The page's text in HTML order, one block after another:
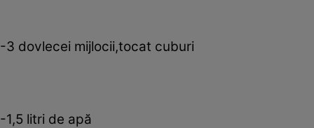
-3 dovlecei mijlocii,tocat cuburi
-1,5 litri de apă